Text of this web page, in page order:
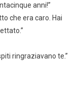
anni!”
che era caro. Hai
ringraziavano te.”